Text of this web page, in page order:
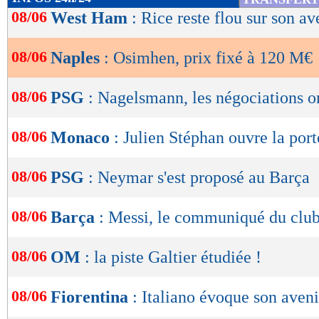
de
OK
08/06 West Ham : Rice reste flou sur son
08/06 Naples : Osimhen, prix fixé à 120 M€
08/06 PSG : Nagelsmann, les négociations
08/06 Monaco : Julien Stéphan ouvre la
08/06 PSG : Neymar s'est proposé au Barça
08/06 Barça : Messi, le communiqué du
08/06 OM : la piste Galtier étudiée !
08/06 Fiorentina : Italiano évoque son